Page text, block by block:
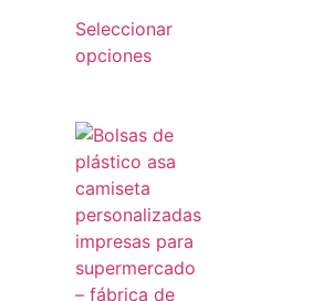
Seleccionar
opciones